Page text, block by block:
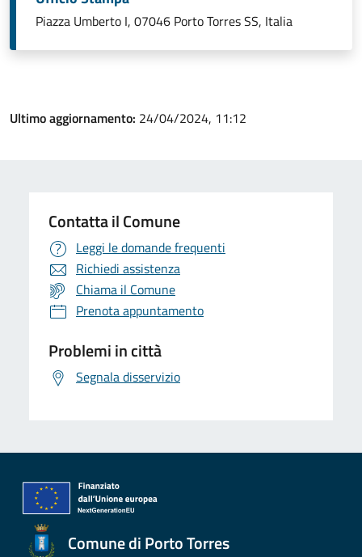
Piazza Umberto I, 07046 Porto Torres SS, Italia
Ultimo aggiornamento: 24/04/2024, 11:12
Contatta il Comune
Leggi le domande frequenti
Richiedi assistenza
Chiama il Comune
Prenota appuntamento
Problemi in città
Segnala disservizio
Comune di Porto Torres